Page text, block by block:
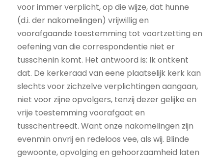
voor immer verplicht, op die wijze, dat hunne
(d.i. der nakomelingen) vrijwillig en
voorafgaande toestemming tot voortzetting en
oefening van die correspondentie niet er
tusschenin komt. Het antwoord is: Ik ontkent
dat. De kerkeraad van eene plaatselijk kerk kan
slechts voor zichzelve verplichtingen aangaan,
niet voor zijne opvolgers, tenzij dezer gelijke en
vrije toestemming voorafgaat en
tusschentreedt. Want onze nakomelingen zijn
evenmin onvrij en redeloos vee, als wij. Blinde
gewoonte, opvolging en gehoorzaamheid laten